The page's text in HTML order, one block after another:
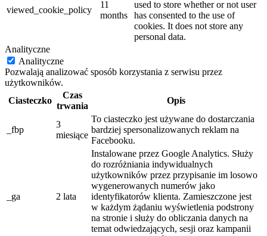
viewed_cookie_policy
11
months
used to store whether or not user
has consented to the use of
cookies. It does not store any
personal data.
Analityczne
Analityczne
Pozwalają analizować sposób korzystania z serwisu przez
użytkowników.
Ciasteczko
Czas
trwania
Opis
_fbp
3
miesiące
To ciasteczko jest używane do dostarczania
bardziej spersonalizowanych reklam na
Facebooku.
_ga 2 lata
Instalowane przez Google Analytics. Służy
do rozróżniania indywidualnych
użytkowników przez przypisanie im losowo
wygenerowanych numerów jako
identyfikatorów klienta. Zamieszczone jest
w każdym żądaniu wyświetlenia podstrony
na stronie i służy do obliczania danych na
temat odwiedzających, sesji oraz kampanii